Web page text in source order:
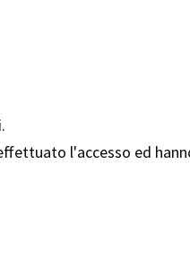
l'accesso ed